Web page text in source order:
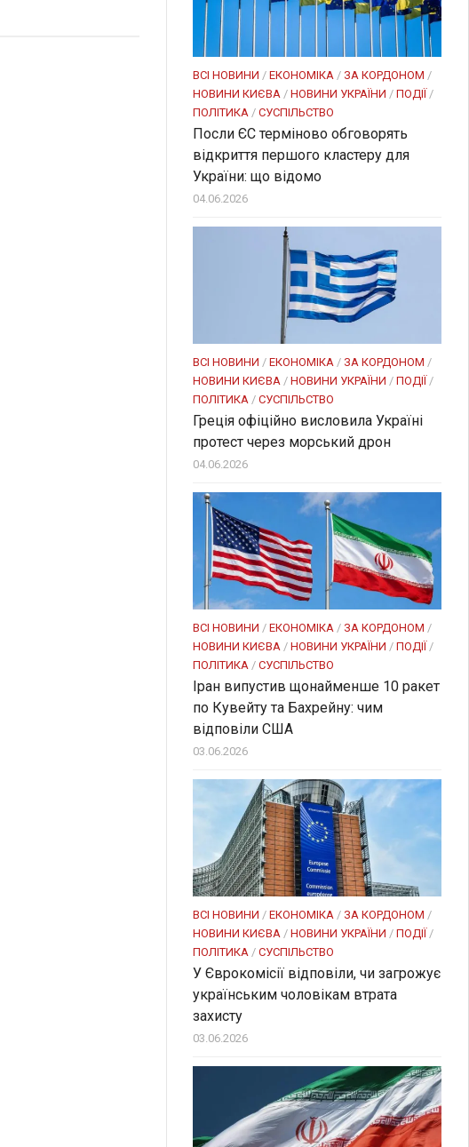
ВСІ НОВИНИ / ЕКОНОМІКА / ЗА КОРДОНОМ /
НОВИНИ КИЄВА / НОВИНИ УКРАЇНИ / ПОДІЇ /
ПОЛІТИКА / СУСПІЛЬСТВО
Посли ЄC терміново обговорять
відкриття першого кластеру для
України: що відомо
04.06.2026
ВСІ НОВИНИ / ЕКОНОМІКА / ЗА КОРДОНОМ /
НОВИНИ КИЄВА / НОВИНИ УКРАЇНИ / ПОДІЇ /
ПОЛІТИКА / СУСПІЛЬСТВО
Греція офіційно висловила Україні
протест через морський дрон
04.06.2026
ВСІ НОВИНИ / ЕКОНОМІКА / ЗА КОРДОНОМ /
НОВИНИ КИЄВА / НОВИНИ УКРАЇНИ / ПОДІЇ /
ПОЛІТИКА / СУСПІЛЬСТВО
Іран випустив щонайменше 10 ракет
по Кувейту та Бахрейну: чим
відповіли США
03.06.2026
ВСІ НОВИНИ / ЕКОНОМІКА / ЗА КОРДОНОМ /
НОВИНИ КИЄВА / НОВИНИ УКРАЇНИ / ПОДІЇ /
ПОЛІТИКА / СУСПІЛЬСТВО
У Єврокомісії відповіли, чи загрожує
українським чоловікам втрата
захисту
03.06.2026